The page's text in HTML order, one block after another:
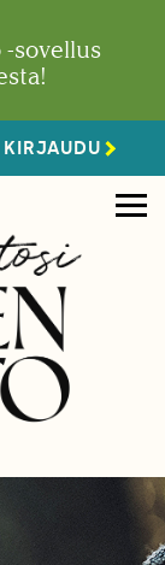
sovellus
KIRJAUDU